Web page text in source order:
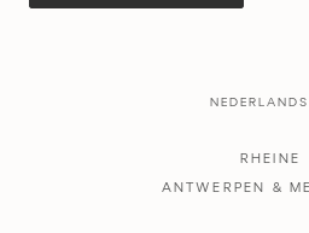
Taal
NEDERLANDS
RHEINE
ANTWERPEN &